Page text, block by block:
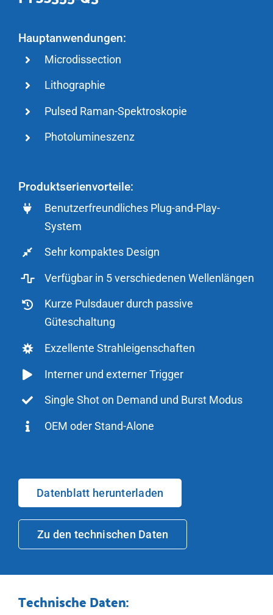
Hauptanwendungen:
Microdissection
Lithographie
Pulsed Raman-Spektroskopie
Photolumineszenz
Produktserienvorteile:
Benutzerfreundliches Plug-and-Play-
System
Sehr kompaktes Design
Verfügbar in 5 verschiedenen Wellenlängen
Kurze Pulsdauer durch passive
Güteschaltung
Exzellente Strahleigenschaften
Interner und externer Trigger
Single Shot on Demand und Burst Modus
OEM oder Stand-Alone
Datenblatt herunterladen
Zu den technischen Daten
Technische Daten: